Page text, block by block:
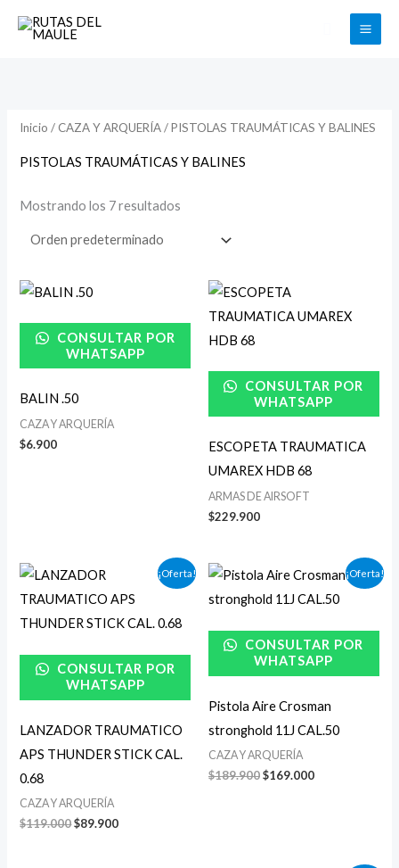
Buscar
Inicio / CAZA Y ARQUERÍA/ PISTOLAS TRAUMÁTICAS Y BALINES
PISTOLAS TRAUMÁTICAS Y BALINES
Mostrando los 7 resultados
CONSULTAR POR
WHATSAPP
BALIN .50
CAZA Y ARQUERÍA
$6.900
CONSULTAR POR
WHATSAPP
ESCOPETA TRAUMATICA
UMAREX HDB 68
ARMAS DE AIRSOFT
$229.900
¡Oferta!
CONSULTAR POR
WHATSAPP
LANZADOR TRAUMATICO
APS THUNDER STICK CAL.
0.68
CAZA Y ARQUERÍA
$119.000
El
precio
original
$119.000.
$89.900
actual
$89.900.
¡Oferta!
CONSULTAR POR
WHATSAPP
Pistola Aire Crosman
stronghold 11J CAL.50
CAZA Y ARQUERÍA
$189.900
El
precio
original
$189.900.
$169.000
precio
actual
$169.000.